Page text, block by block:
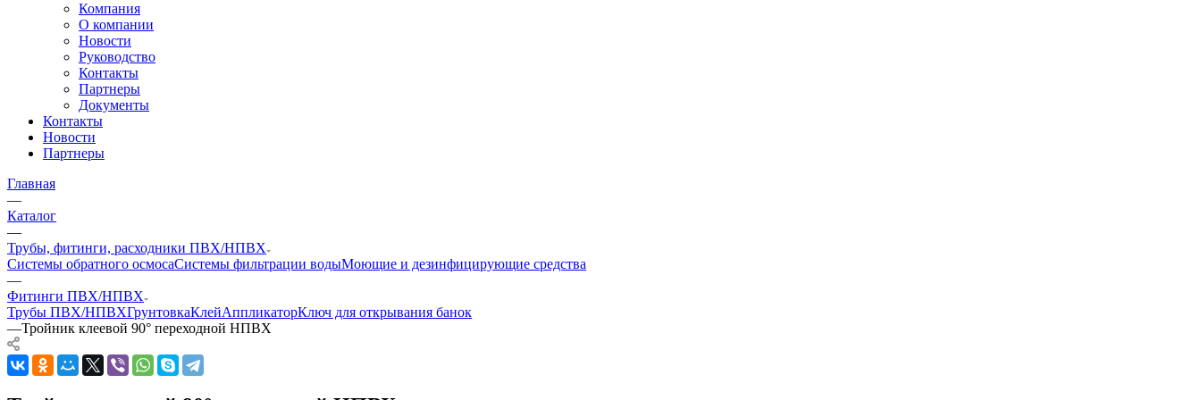
Компания
О компании
Новости
Руководство
Контакты
Партнеры
Документы
Контакты
Новости
Партнеры
Главная
—
Каталог
—
Трубы, фитинги, расходники ПВХ/НПВХ
Системы обратного осмосаСистемы фильтрации водыМоющие и дезинфицирующие средства
—
Фитинги ПВХ/НПВХ
Трубы ПВХ/НПВХГрунтовкаКлейАппликаторКлюч для открывания банок
—Тройник клеевой 90° переходной НПВХ